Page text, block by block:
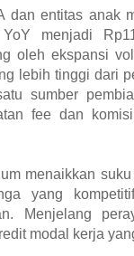
dan entitas anak
YoY menjadi
oleh ekspansi
lebih tinggi dari
sumber
fee dan
menaikkan
yang
Menjelang
modal kerja